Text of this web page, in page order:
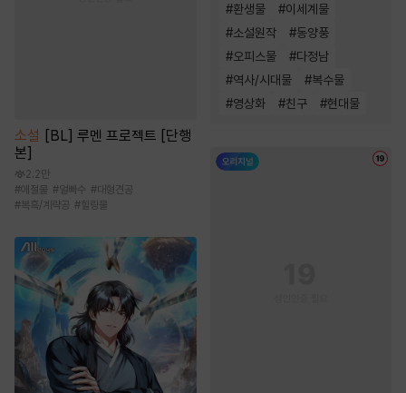
소설 [BL] 루멘 프로젝트 [단행
본]
2.2만
#애절물 #얼빠수 #대형견공
#복흑/계략공 # 힐링물
#환생물 #이세계물
#소설원작 #동양풍
#오피스물 #다정남
#역사/시대물 #복수물
#영상화 #친구 #현대물